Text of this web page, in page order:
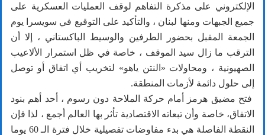
الإلكتروني على مذكرة التفاهم لوقف العمليات العسكرية على
جميع الجبهات ومنها لبنان ، والتأكيد على التوقيع في سويسرا يوم
الجمعة المقبل بحضور الطرفين والوسيط الباكستاني ، إلا أن
الترقب ما زال سيد الموقف ، خاصة في ظل استمرار الألاعيب
الصهيونية ، ومحاولات «النتن ياهو» لتخريب أي اتفاق أو توصل
إلى حلول دائمة لأزمات المنطقة.
فتح مضيق هرمز أمام حركة الملاحة دون رسوم ، أحد أهم بنود
الاتفاق، خاصة وأن تبعاته الاقتصادية تأثر بها العالم أجمع ، لذا فإن
النقطة الفاصلة هي بدء مفاوضات تفصيلية خلال فترة الـ 60 يوما